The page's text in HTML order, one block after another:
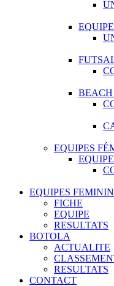
BEACH
EQUIPES
EQUIPES
FICHE
EQUIPE
RESULTATS
BOTOLA
ACTUALITE
RESULTATS
CONTACT